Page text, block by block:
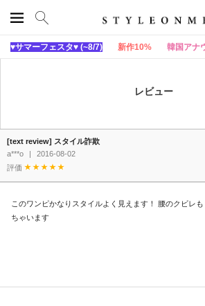
♥サマーフェスタ♥ (~8/7) 新作10% 韓国アナ
レビュー
[text review] スタイル詐欺
a***o
|
2016-08-02
評価
このワンピかなりスタイルよく見えます！ 腰のクビレ
ちゃいます